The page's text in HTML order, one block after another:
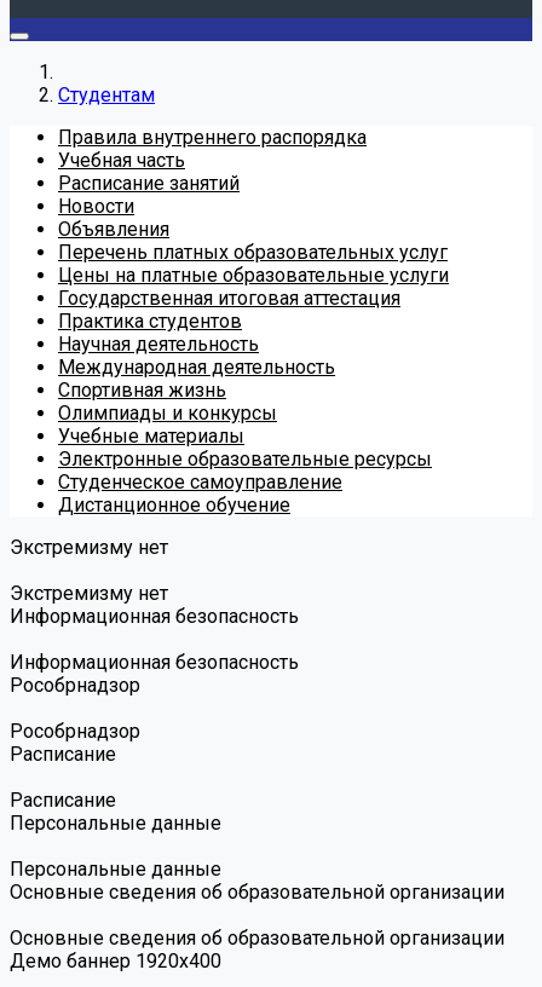
Студентам
Правила внутреннего распорядка
Учебная часть
Расписание занятий
Новости
Объявления
Перечень платных образовательных услуг
Цены на платные образовательные услуги
Государственная итоговая аттестация
Практика студентов
Научная деятельность
Международная деятельность
Спортивная жизнь
Олимпиады и конкурсы
Учебные материалы
Электронные образовательные ресурсы
Студенческое самоуправление
Дистанционное обучение
Экстремизму нет
Экстремизму нет
Информационная безопасность
Информационная безопасность
Роcобрнадзор
Роcобрнадзор
Расписание
Расписание
Персональные данные
Персональные данные
Основные сведения об образовательной организации
Основные сведения об образовательной организации
Демо баннер 1920х400